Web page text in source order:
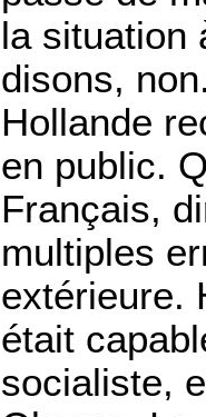
la situation
disons,
Hollande
en public.
Français,
multiples
extérieure.
était
socialiste,